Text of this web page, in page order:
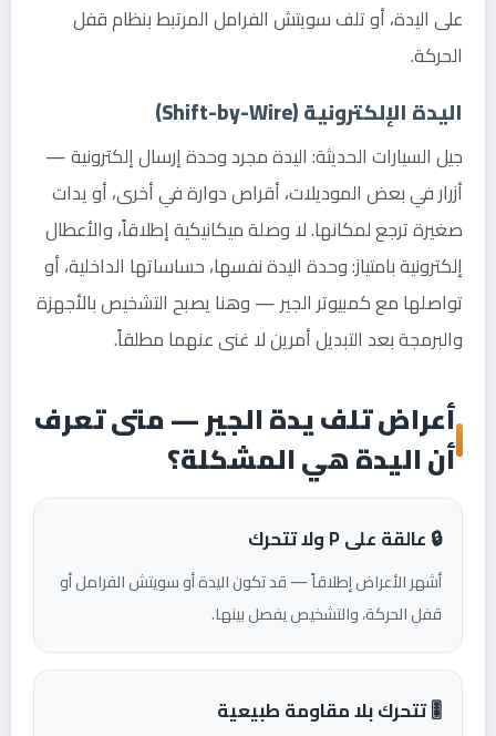
على اليدة، أو تلف سويتش الفرامل المرتبط بنظام قفل
الحركة.
اليدة الإلكترونية (Shift-by-Wire)
جيل السيارات الحديثة: اليدة مجرد وحدة إرسال إلكترونية —
أزرار في بعض الموديلات، أقراص دوارة في أخرى، أو يدات
صغيرة ترجع لمكانها. لا وصلة ميكانيكية إطلاقاً، والأعطال
إلكترونية بامتياز: وحدة اليدة نفسها، حساساتها الداخلية، أو
تواصلها مع كمبيوتر الجير — وهنا يصبح التشخيص بالأجهزة
والبرمجة بعد التبديل أمرين لا غنى عنهما مطلقاً.
أعراض تلف يدة الجير — متى تعرف
أن اليدة هي المشكلة؟
🔒 عالقة على P ولا تتحرك
أشهر الأعراض إطلاقاً — قد تكون اليدة أو سويتش الفرامل أو
قفل الحركة، والتشخيص يفصل بينها.
🎚️ تتحرك بلا مقاومة طبيعية